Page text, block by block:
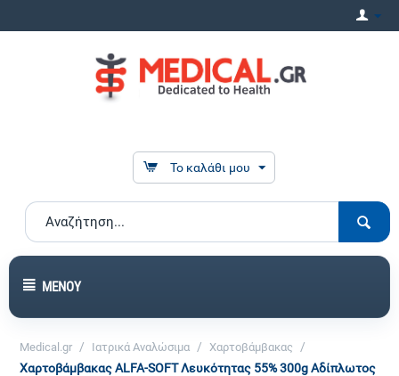
Το καλάθι μου
ΜΕΝΟΎ
Medical.gr / Ιατρικά Αναλώσιμα / Χαρτοβάμβακας
/
Χαρτοβάμβακας ALFA-SOFT Λευκότητας 55% 300g Αδίπλωτος